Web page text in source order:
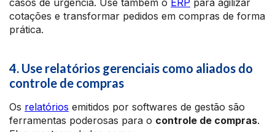
casos de urgência. Use também o ERP para agilizar
cotações e transformar pedidos em compras de forma
prática.
4. Use relatórios gerenciais como aliados do
controle de compras
Os relatórios emitidos por softwares de gestão são
ferramentas poderosas para o controle de compras.